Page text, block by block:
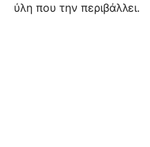
ύλη που την περιβάλλει.